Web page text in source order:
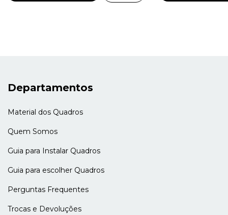
Departamentos
Material dos Quadros
Quem Somos
Guia para Instalar Quadros
Guia para escolher Quadros
Perguntas Frequentes
Trocas e Devoluções